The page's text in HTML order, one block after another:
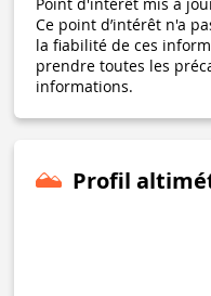
Ce point d’intérêt n'a
la fiabilité de ces
prendre toutes les
informations.
Profil